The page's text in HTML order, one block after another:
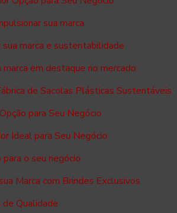
sua marca
marca e sustentabilidade
em destaque no mercado
de Sacolas Plásticas Sustentáveis
para Seu Negócio
Ideal para Seu Negócio
o seu negócio
Marca com Brindes Exclusivos
Qualidade